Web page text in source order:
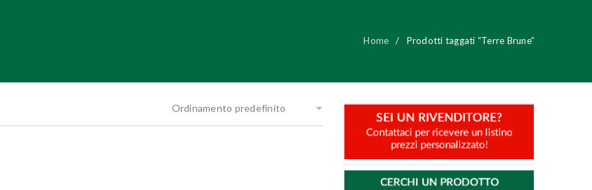
Home / Prodotti taggati “Terre Brune”
Ordinamento predefinito